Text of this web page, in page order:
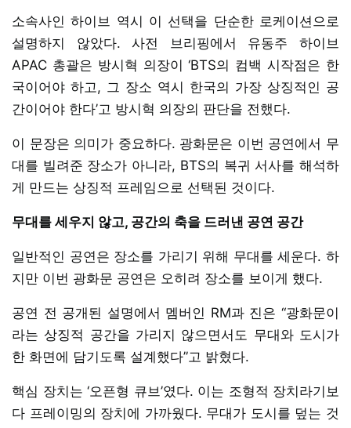
소속사인 하이브 역시 이 선택을 단순한 로케이션으로
설명하지 않았다. 사전 브리핑에서 유동주 하이브
APAC 총괄은 방시혁 의장이 ‘BTS의 컴백 시작점은 한
국이어야 하고, 그 장소 역시 한국의 가장 상징적인 공
간이어야 한다’고 방시혁 의장의 판단을 전했다.
이 문장은 의미가 중요하다. 광화문은 이번 공연에서 무
대를 빌려준 장소가 아니라, BTS의 복귀 서사를 해석하
게 만드는 상징적 프레임으로 선택된 것이다.
무대를 세우지 않고, 공간의 축을 드러낸 공연 공간
일반적인 공연은 장소를 가리기 위해 무대를 세운다. 하
지만 이번 광화문 공연은 오히려 장소를 보이게 했다.
공연 전 공개된 설명에서 멤버인 RM과 진은 “광화문이
라는 상징적 공간을 가리지 않으면서도 무대와 도시가
한 화면에 담기도록 설계했다”고 밝혔다.
핵심 장치는 ‘오픈형 큐브’였다. 이는 조형적 장치라기보
다 프레이밍의 장치에 가까웠다. 무대가 도시를 덮는 것